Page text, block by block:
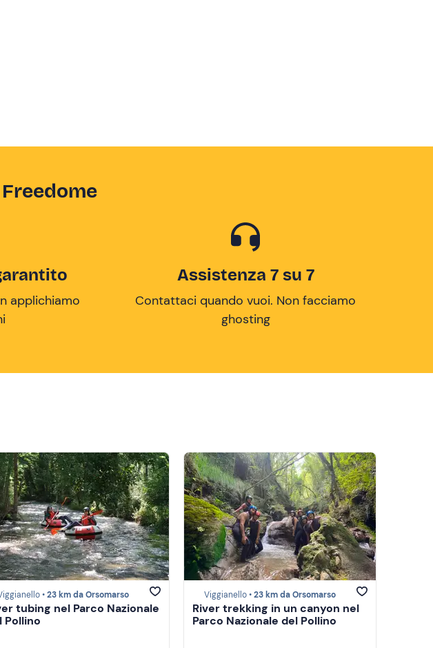
applichiamo
Assistenza 7 su 7
Contattaci quando vuoi. Non facciamo
ghosting
•23 km da Orsomarso
tubing nel Parco Nazionale
Pollino
Viggianello •23 km da Orsomarso
River trekking in un canyon nel
Parco Nazionale del Pollino